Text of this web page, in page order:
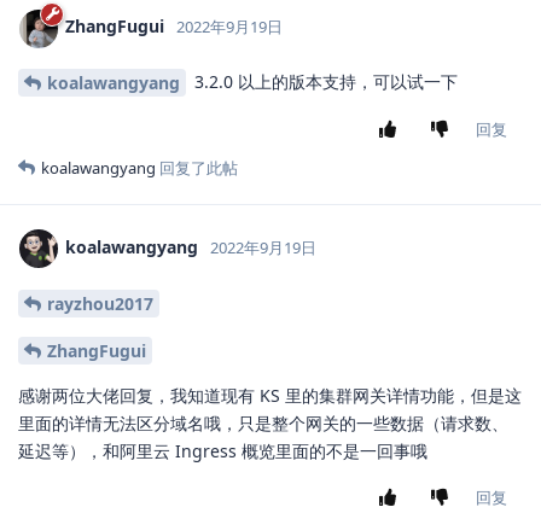
ZhangFugui 2022年9月19日
koalawangyang 3.2.0 以上的版本支持，可以试一下
回复
koalawangyang 回复了此帖
koalawangyang 2022年9月19日
rayzhou2017
ZhangFugui
感谢两位大佬回复，我知道现有 KS 里的集群网关详情功能，但是这
里面的详情无法区分域名哦，只是整个网关的一些数据（请求数、
延迟等），和阿里云 Ingress 概览里面的不是一回事哦
回复